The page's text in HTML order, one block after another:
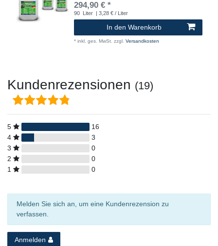
294,90 € *
90 Liter | 3,28 € / Liter
In den Warenkorb
* inkl. ges. MwSt. zzgl. Versandkosten
Kundenrezensionen (19)
5
16
4
3
3
0
2
0
1
0
Melden Sie sich an, um eine Kundenrezension zu
verfassen.
Anmelden